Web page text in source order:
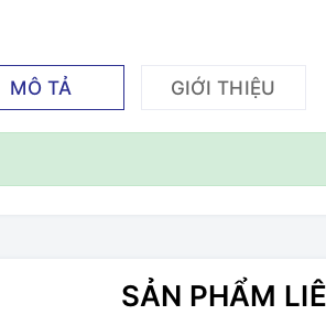
MÔ TẢ GIỚI THIỆU
SẢN PHẨM